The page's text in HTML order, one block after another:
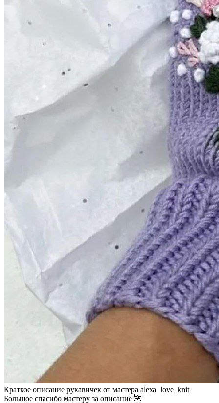
Краткое описание рукавичек от мастера alexa_love_knit
Большое спасибо мастеру за описание 🌺